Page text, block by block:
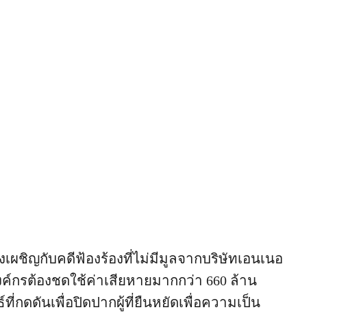
งเผชิญกับคดีฟ้องร้องที่ไม่มีมูลจากบริษัทเอนเนอ
รต้องชดใช้ค่าเสียหายมากกว่า 660 ล้าน
กดดันเพื่อปิดปากผู้ที่ยืนหยัดเพื่อความเป็น